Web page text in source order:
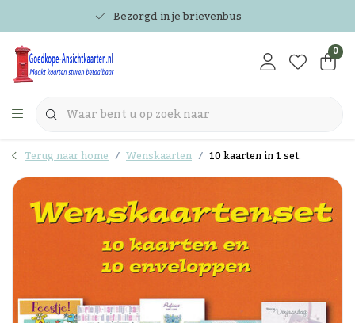
Bezorgd in je brievenbus
0
Terug naar home Wenskaarten 10 kaarten in 1 set.